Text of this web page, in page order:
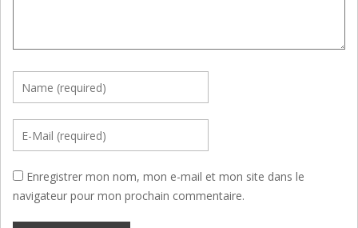
Enregistrer mon nom, mon e-mail et mon site dans le
navigateur pour mon prochain commentaire.